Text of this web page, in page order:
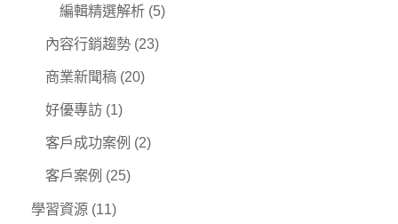
編輯精選解析 (5)
內容行銷趨勢 (23)
商業新聞稿 (20)
好優專訪 (1)
客戶成功案例 (2)
客戶案例 (25)
學習資源 (11)